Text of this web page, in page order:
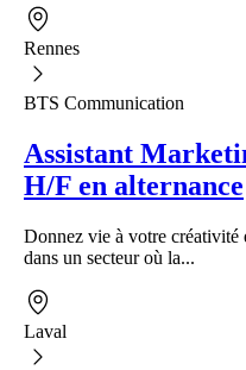
Rennes
BTS Communication
Assistant
H/F en alternance
Donnez vie à votre créativité
dans un secteur où la...
Laval